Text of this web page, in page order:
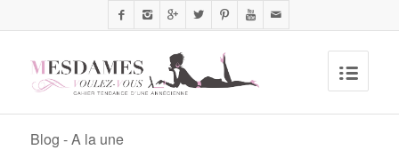
Blog - A la une